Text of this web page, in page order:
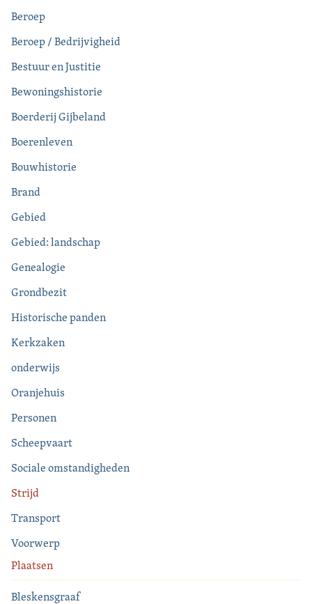
Beroep
Beroep / Bedrijvigheid
Bestuur en Justitie
Bewoningshistorie
Boerderij Gijbeland
Boerenleven
Bouwhistorie
Brand
Gebied
Gebied: landschap
Genealogie
Grondbezit
Historische panden
Kerkzaken
onderwijs
Oranjehuis
Personen
Scheepvaart
Sociale omstandigheden
Strijd
Transport
Voorwerp
Plaatsen
Bleskensgraaf